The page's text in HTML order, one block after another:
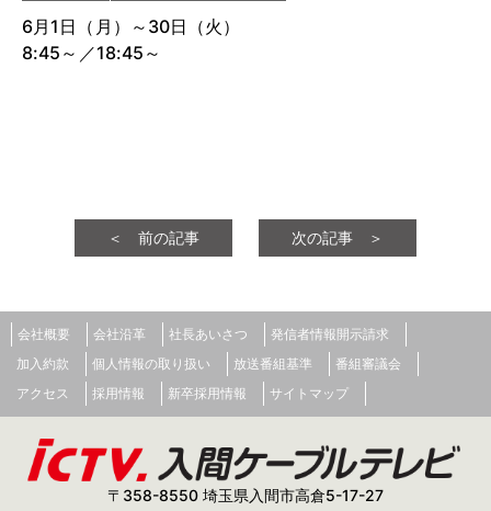
6月1日（月）～30日（火）
8:45～／18:45～
＜ 前の記事 次の記事 ＞
会社概要 会社沿革 社長あいさつ
発信者情報開示請求
加入約款
個人情報の取り扱い 放送番組基準
番組審議会
アクセス
採用情報 新卒採用情報 サイトマップ
〒358-8550 埼玉県入間市高倉5-17-27